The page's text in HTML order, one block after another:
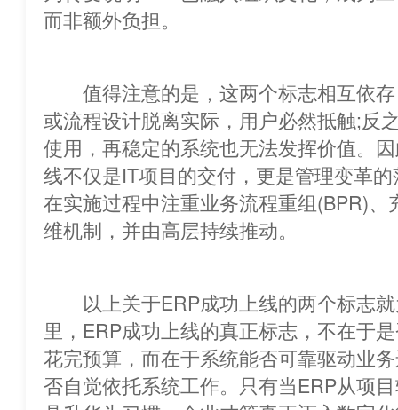
而非额外负担。
值得注意的是，这两个标志相互依存
或流程设计脱离实际，用户必然抵触;反
使用，再稳定的系统也无法发挥价值。
线不仅是IT项目的交付，更是管理变革
在实施过程中注重业务流程重组(BPR)
维机制，并由高层持续推动。
以上关于ERP成功上线的两个标志就
里，ERP成功上线的真正标志，不在于
花完预算，而在于系统能否可靠驱动业
否自觉依托系统工作。只有当ERP从项目转变